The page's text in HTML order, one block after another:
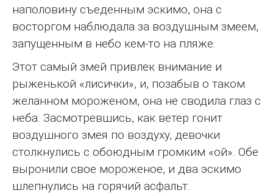
наполовину съеденным эскимо, она с
восторгом наблюдала за воздушным змеем,
запущенным в небо кем-то на пляже.
Этот самый змей привлек внимание и
рыженькой «лисички», и, позабыв о таком
желанном мороженом, она не сводила глаз с
неба. Засмотревшись, как ветер гонит
воздушного змея по воздуху, девочки
столкнулись с обоюдным громким «ой». Обе
выронили свое мороженое, и два эскимо
шлепнулись на горячий асфальт.